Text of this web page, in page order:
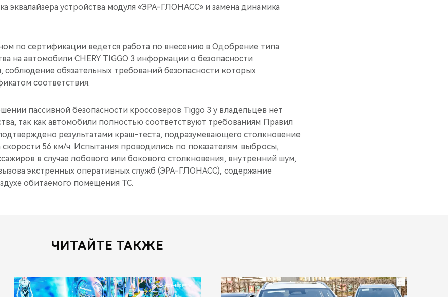
эквалайзера устройства модуля «ЭРА-ГЛОНАСС» и замена динамика
по сертификации ведется работа по внесению в Одобрение типа
на автомобили CHERY TIGGO 3 информации о безопасности
соблюдение обязательных требований безопасности которых
соответствия.
пассивной безопасности кроссоверов Tiggo 3 у владельцев нет
так как автомобили полностью соответствуют требованиям Правил
результатами краш-теста, подразумевающего столкновение
56 км/ч. Испытания проводились по показателям: выбросы,
в случае лобового или бокового столкновения, внутренний шум,
экстренных оперативных служб (ЭРА-ГЛОНАСС), содержание
обитаемого помещения ТС.
ЧИТАЙТЕ ТАКЖЕ